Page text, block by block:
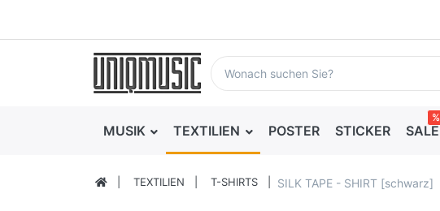
MUSIK TEXTILIEN POSTER STICKER SALE
%
TEXTILIEN T-SHIRTS SILK TAPE - SHIRT [schwarz]